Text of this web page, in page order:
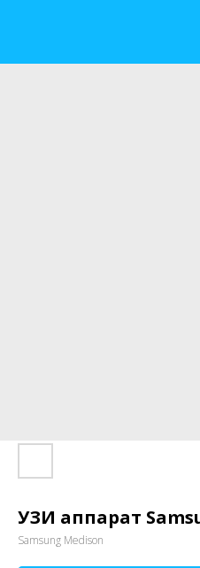
УЗИ аппарат
Samsung Medison